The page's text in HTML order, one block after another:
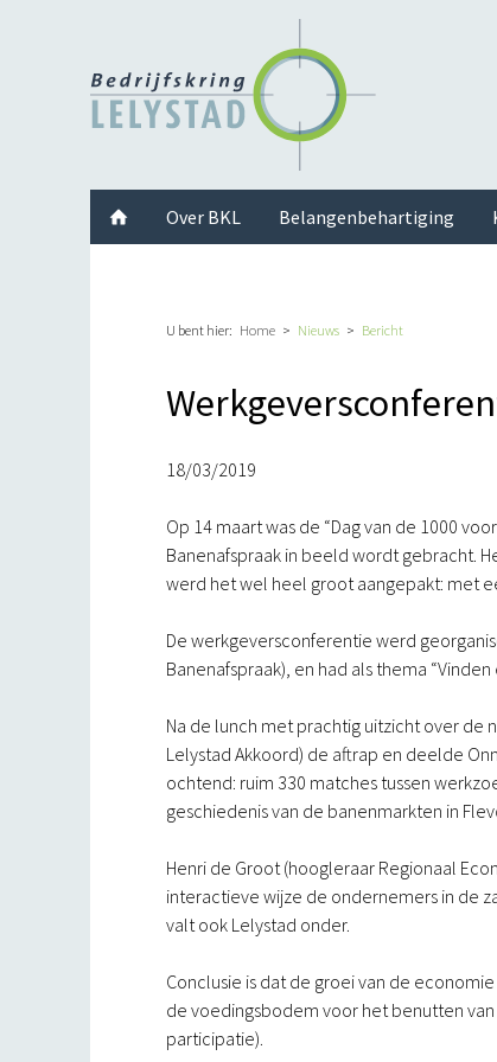
Twitter InstagramLinkedInYoutube
U bent hier: Home Nieuws Bericht
18/03/2019
Op 14 maart was de “Dag van de 1000
Banenafspraak in beeld wordt gebracht.
werd het wel heel groot aangepakt: met
De werkgeversconferentie werd
Banenafspraak), en had als thema
Na de lunch met prachtig uitzicht over de
Lelystad Akkoord) de aftrap en deelde
ochtend: ruim 330 matches tussen
geschiedenis van de banenmarkten in
Henri de Groot (hoogleraar Regionaal
interactieve wijze de ondernemers in de
valt ook Lelystad onder.
Conclusie is dat de groei van de
de voedingsbodem voor het benutten
participatie).
Over BKL Belangenbehartiging